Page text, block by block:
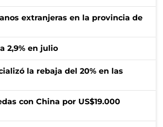
extranjeras en la provincia de
2,9% en julio
la rebaja del 20% en las
con China por US$19.000